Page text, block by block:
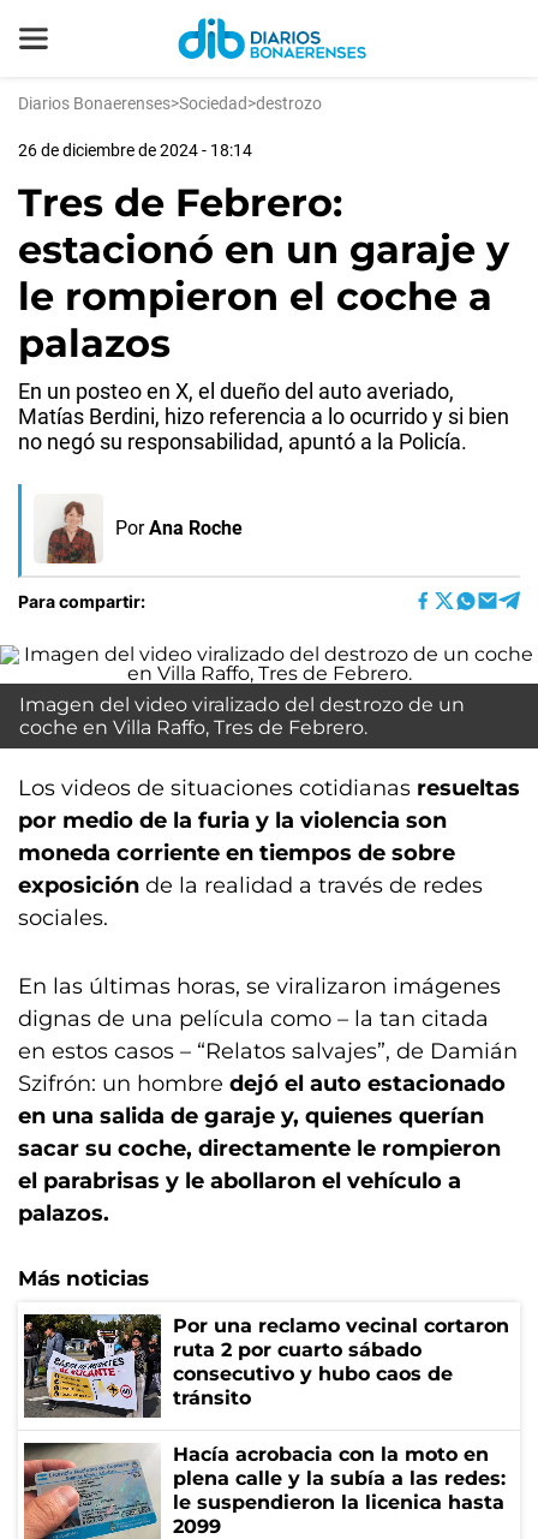
Diarios Bonaerenses>Sociedad>destrozo
26 de diciembre de 2024 - 18:14
Tres de Febrero:
estacionó en un garaje y
le rompieron el coche a
palazos
En un posteo en X, el dueño del auto averiado,
Matías Berdini, hizo referencia a lo ocurrido y si bien
no negó su responsabilidad, apuntó a la Policía.
Por Ana Roche
Para compartir:
Imagen del video viralizado del destrozo de un
coche en Villa Raffo, Tres de Febrero.
Los videos de situaciones cotidianas resueltas
por medio de la furia y la violencia son
moneda corriente en tiempos de sobre
exposición de la realidad a través de redes
sociales.
En las últimas horas, se viralizaron imágenes
dignas de una película como – la tan citada
en estos casos – “Relatos salvajes”, de Damián
Szifrón: un hombre dejó el auto estacionado
en una salida de garaje y, quienes querían
sacar su coche, directamente le rompieron
el parabrisas y le abollaron el vehículo a
palazos.
Más noticias
Por una reclamo vecinal cortaron
ruta 2 por cuarto sábado
consecutivo y hubo caos de
tránsito
Hacía acrobacia con la moto en
plena calle y la subía a las redes:
le suspendieron la licenica hasta
2099